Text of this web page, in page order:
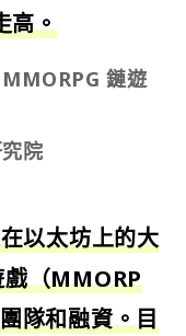
高。
鏈遊
院
以太坊上的大
戲（MMORP
隊和融資。目